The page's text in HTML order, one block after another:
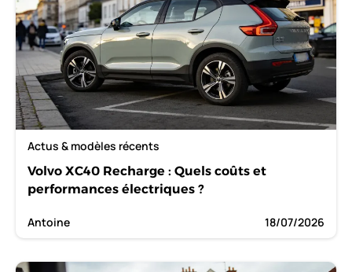
Actus & modèles récents
Volvo XC40 Recharge : Quels coûts et
performances électriques ?
Antoine 18/07/2026